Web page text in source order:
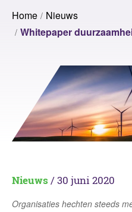
Home
Nieuws
Whitepaper
Nieuws / 30 juni 2020
Organisaties hechten steeds